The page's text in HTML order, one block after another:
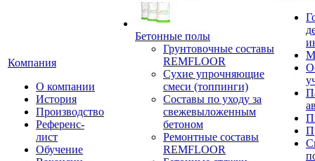
Компания
О компании
История
Производство
Референс-
лист
Обучение
Бетонные полы
Грунтовочные составы
REMFLOOR
Сухие упрочняющие
смеси (топпинги)
Составы по уходу за
свежевыложенным
бетоном
Ремонтные составы
REMFLOOR